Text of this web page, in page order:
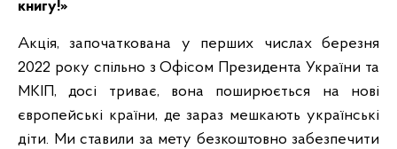
книгу!»
Акція, започаткована у перших числах березня
2022 року спільно з Офісом Президента України та
МКІП, досі триває, вона поширюється на нові
європейські країни, де зараз мешкають українські
діти. Ми ставили за мету безкоштовно забезпечити